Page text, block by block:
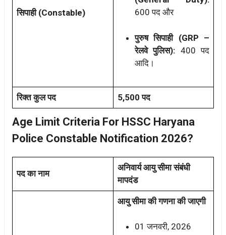
सिपाही (Constable)
600 पद और
पुरुष सिपाही (GRP –
रेलवे पुलिस): 400 पद
आदि।
रिक्त कुल पद 5,500 पद
Age Limit Criteria For HSSC Haryana
Police Constable Notification 2026?
पद का नाम
अनिवार्य आयु सीमा संबंधी
मापदंड
आयु सीमा की गणना की जाएगी
01 जनवरी, 2026